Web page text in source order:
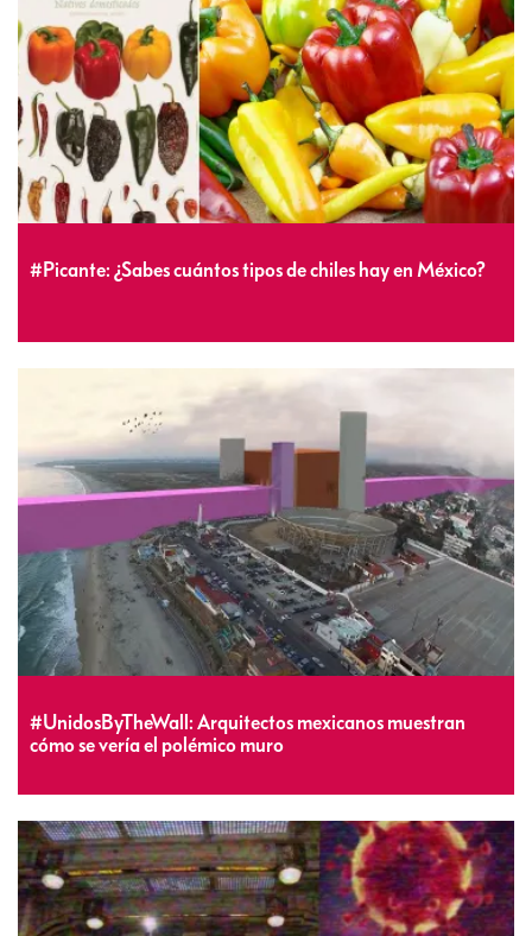
#Picante: ¿Sabes cuántos tipos de chiles hay en México?
#UnidosByTheWall: Arquitectos mexicanos muestran
cómo se vería el polémico muro